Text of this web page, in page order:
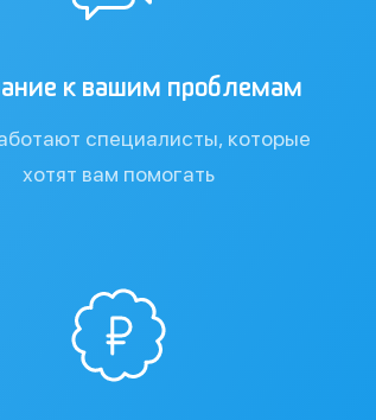
к вашим проблемам
специалисты, которые
хотят вам помогать